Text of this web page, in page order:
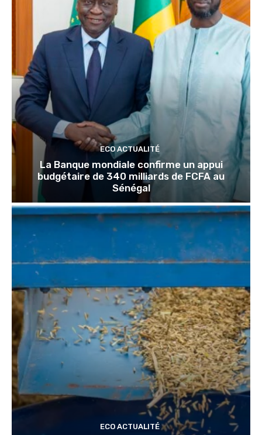
ECO ACTUALITÉ
La Banque mondiale confirme un appui
budgétaire de 340 milliards de FCFA au
Sénégal
ECO ACTUALITÉ